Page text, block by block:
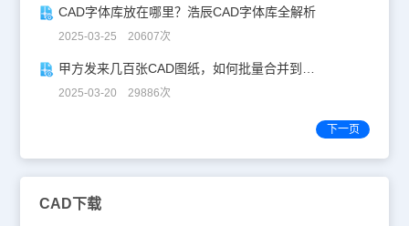
CAD字体库放在哪里？浩辰CAD字体库全解析
2025-03-25 20607次
甲方发来几百张CAD图纸，如何批量合并到一张设计图中？
2025-03-20 29886次
下一页
CAD下载